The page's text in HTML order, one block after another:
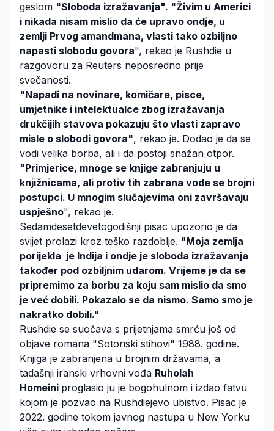
geslom "Sloboda izražavanja". "Živim u Americi
i nikada nisam mislio da će upravo ondje, u
zemlji Prvog amandmana, vlasti tako ozbiljno
napasti slobodu govora", rekao je Rushdie u
razgovoru za Reuters neposredno prije
svečanosti.
"Napadi na novinare, komičare, pisce,
umjetnike i intelektualce zbog izražavanja
drukčijih stavova pokazuju što vlasti zapravo
misle o slobodi govora", rekao je. Dodao je da se
vodi velika borba, ali i da postoji snažan otpor.
"Primjerice, mnoge se knjige zabranjuju u
knjižnicama, ali protiv tih zabrana vode se brojni
postupci. U mnogim slučajevima oni završavaju
uspješno", rekao je.
Sedamdesetdevetogodišnji pisac upozorio je da
svijet prolazi kroz teško razdoblje. "Moja zemlja
porijekla je Indija i ondje je sloboda izražavanja
također pod ozbiljnim udarom. Vrijeme je da se
pripremimo za borbu za koju sam mislio da smo
je već dobili. Pokazalo se da nismo. Samo smo je
nakratko dobili."
Rushdie se suočava s prijetnjama smrću još od
objave romana "Sotonski stihovi" 1988. godine.
Knjiga je zabranjena u brojnim državama, a
tadašnji iranski vrhovni vođa Ruholah
Homeini proglasio ju je bogohulnom i izdao fatvu
kojom je pozvao na Rushdiejevo ubistvo. Pisac je
2022. godine tokom javnog nastupa u New Yorku